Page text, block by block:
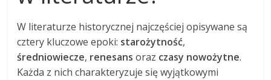
W literaturze historycznej najczęściej opisywane są
cztery kluczowe epoki: starożytność,
średniowiecze, renesans oraz czasy nowożytne.
Każda z nich charakteryzuje się wyjątkowymi